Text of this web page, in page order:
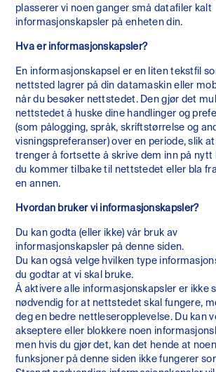
plasserer vi noen ganger små datafiler kalt
informasjonskapsler på enheten din.
Hva er informasjonskapsler?
En informasjonskapsel er en liten tekstfil
nettsted lagrer på din datamaskin eller
når du besøker nettstedet. Den gjør det
nettstedet å huske dine handlinger og
(som pålogging, språk, skriftstørrelse og
visningspreferanser) over en periode, slik
trenger å fortsette å skrive dem inn på nytt
du kommer tilbake til nettstedet eller bla
en annen.
Hvordan bruker vi informasjonskapsler?
Du kan godta (eller ikke) vår bruk av
informasjonskapsler på denne siden.
Du kan også velge hvilken type
du godtar at vi skal bruke.
Å aktivere alle informasjonskapsler er ikke
nødvendig for at nettstedet skal fungere,
deg en bedre nettleseropplevelse. Du kan
akseptere eller blokkere noen
men hvis du gjør det, kan det hende at noen
funksjoner på denne siden ikke fungerer
LAST MER
Følg oss
linkedin
facebook
Besøksadresse
Karl Johans gate 6
0154 Oslo
Norway
Kontakt oss
+47 229 55 700
info@nordg.no